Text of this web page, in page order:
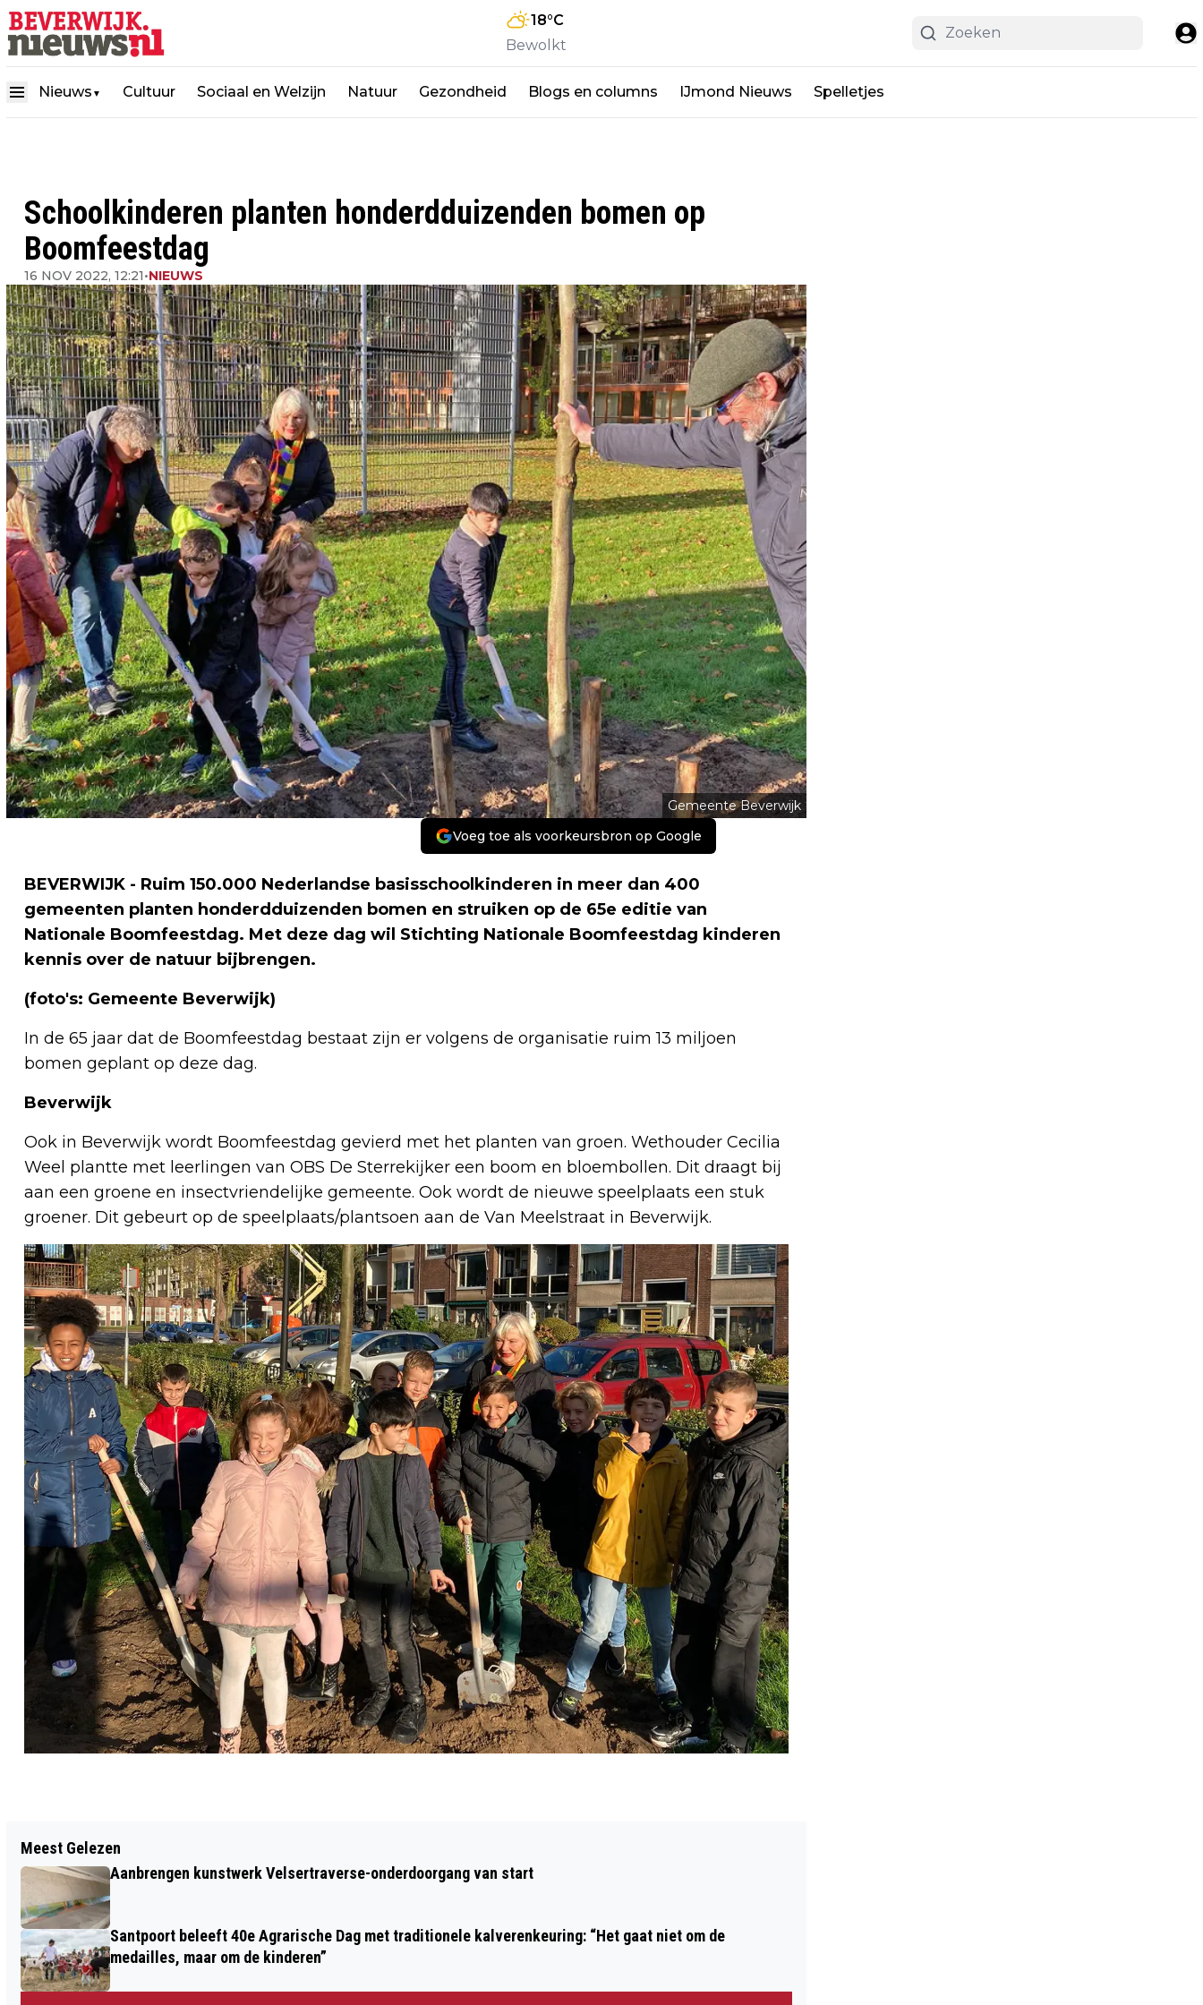
18°C
Bewolkt
Nieuws ▼ Cultuur Sociaal en Welzijn Natuur Gezondheid Blogs en columns IJmond Nieuws Spelletjes
Schoolkinderen planten honderdduizenden bomen op
Boomfeestdag
16 NOV 2022, 12:21•NIEUWS
Gemeente Beverwijk
Voeg toe als voorkeursbron op Google
BEVERWIJK - Ruim 150.000 Nederlandse basisschoolkinderen in meer dan 400
gemeenten planten honderdduizenden bomen en struiken op de 65e editie van
Nationale Boomfeestdag. Met deze dag wil Stichting Nationale Boomfeestdag kinderen
kennis over de natuur bijbrengen.
(foto's: Gemeente Beverwijk)
In de 65 jaar dat de Boomfeestdag bestaat zijn er volgens de organisatie ruim 13 miljoen
bomen geplant op deze dag.
Beverwijk
Ook in Beverwijk wordt Boomfeestdag gevierd met het planten van groen. Wethouder Cecilia
Weel plantte met leerlingen van OBS De Sterrekijker een boom en bloembollen. Dit draagt bij
aan een groene en insectvriendelijke gemeente. Ook wordt de nieuwe speelplaats een stuk
groener. Dit gebeurt op de speelplaats/plantsoen aan de Van Meelstraat in Beverwijk.
MARJAN BERK IN SIGGY THEATER
BEVERWIJK
Meest Gelezen
Aanbrengen kunstwerk Velsertraverse-onderdoorgang van start
Santpoort beleeft 40e Agrarische Dag met traditionele kalverenkeuring: “Het gaat niet om de
medailles, maar om de kinderen”